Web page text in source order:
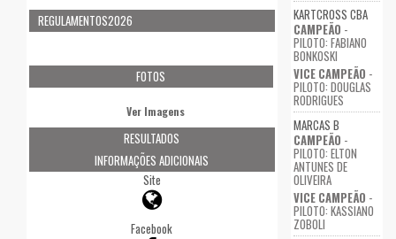
REGULAMENTOS2026
FOTOS
Ver Imagens
RESULTADOS
INFORMAÇÕES ADICIONAIS
Site
Facebook
KARTCROSS CBA
CAMPEÃO -
PILOTO: FABIANO
BONKOSKI
VICE CAMPEÃO -
PILOTO: DOUGLAS
RODRIGUES
MARCAS B
CAMPEÃO -
PILOTO: ELTON
ANTUNES DE
OLIVEIRA
VICE CAMPEÃO -
PILOTO: KASSIANO
ZOBOLI